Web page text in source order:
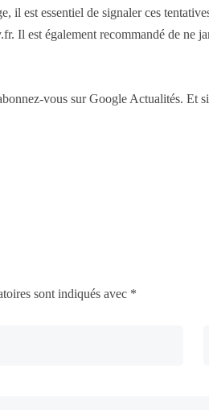
il est essentiel de signaler ces
Il est également recommandé de ne
vous sur Google Actualités. Et
sont indiqués avec *